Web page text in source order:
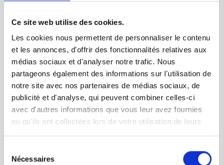
Ce site web utilise des cookies.
Les cookies nous permettent de personnaliser le contenu
et les annonces, d'offrir des fonctionnalités relatives aux
médias sociaux et d'analyser notre trafic. Nous
partageons également des informations sur l'utilisation de
notre site avec nos partenaires de médias sociaux, de
publicité et d'analyse, qui peuvent combiner celles-ci
avec d'autres informations que vous leur avez fournies
ou qu'ils ont collectées lors de votre utilisation de leurs
Nécessaires
pourcents.
Les juges prennent également en compte
ladestination future du terrain: un
terrain à vocation commerciale pourra
nécessiter un accès poids lourds, tandis
qu’un terrain résidentiel se limitera à un
passage piéton ou carrossable léger.
4. Prescription trentenaire
prescription trentenaire(article 690 du
Cela suppose un usage